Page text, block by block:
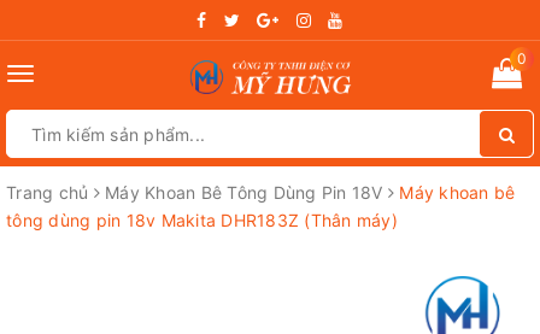
Toggle
0
Trang chủ Máy Khoan Bê Tông Dùng Pin 18V
Máy khoan bê
tông dùng pin 18v Makita DHR183Z (Thân máy)